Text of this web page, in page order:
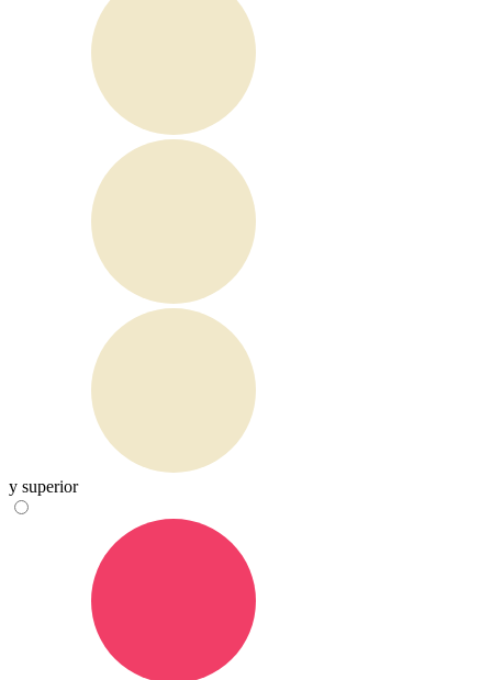
y superior